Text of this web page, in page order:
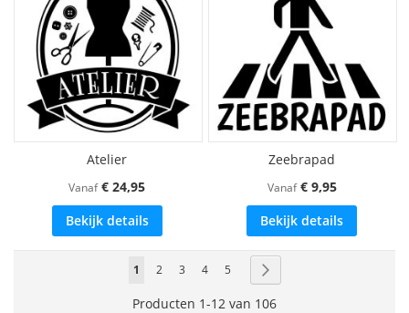
Atelier
Vanaf € 24,95
Bekijk details
Zeebrapad
Vanaf € 9,95
Bekijk details
Pagina
U
lees
1 Pagina
2 Pagina
3 Pagina
4 Pagina
5
Producten 1-12 van 106